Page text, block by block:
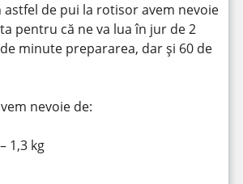
astfel de pui la rotisor avem nevoie
pentru că ne va lua în jur de 2
minute prepararea, dar și 60 de
nevoie de:
1,3 kg